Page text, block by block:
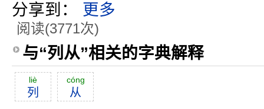
分享到： 更多
阅读(3771次)
与“列从”相关的字典解释
liè
列
cóng
从